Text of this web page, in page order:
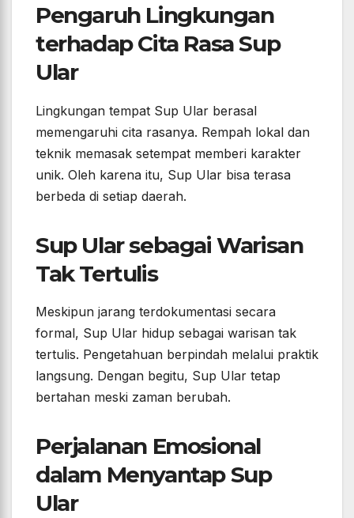
Pengaruh Lingkungan
terhadap Cita Rasa Sup
Ular
Lingkungan tempat Sup Ular berasal
memengaruhi cita rasanya. Rempah lokal dan
teknik memasak setempat memberi karakter
unik. Oleh karena itu, Sup Ular bisa terasa
berbeda di setiap daerah.
Sup Ular sebagai Warisan
Tak Tertulis
Meskipun jarang terdokumentasi secara
formal, Sup Ular hidup sebagai warisan tak
tertulis. Pengetahuan berpindah melalui praktik
langsung. Dengan begitu, Sup Ular tetap
bertahan meski zaman berubah.
Perjalanan Emosional
dalam Menyantap Sup
Ular